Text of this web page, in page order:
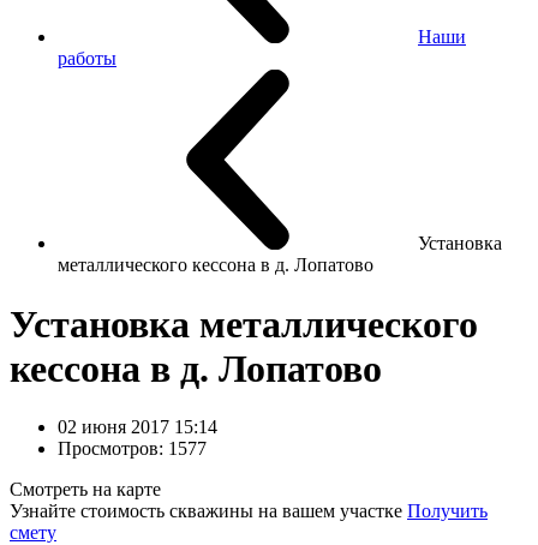
Наши
работы
Установка
металлического кессона в д. Лопатово
Установка металлического
кессона в д. Лопатово
02 июня 2017 15:14
Просмотров: 1577
Смотреть на карте
Узнайте стоимость скважины на вашем участке Получить
смету